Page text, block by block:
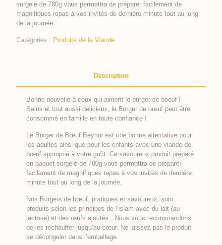
surgelé de 780g vous permettra de préparer facilement de
magnifiques repas à vos invités de dernière minute tout au long
de la journée.
Catégories : Produits de la Viande
Description
Bonne nouvelle à ceux qui aiment le burger de boeuf !
Sains et tout aussi délicieux, le Burger de bœuf peut être
consommé en famille en toute confiance !
Le Burger de Bœuf Beynur est une bonne alternative pour
les adultes ainsi que pour les enfants avec une viande de
bœuf approprié à votre goût. Ce savoureux produit préparé
en paquet surgelé de 780g vous permettra de préparer
facilement de magnifiques repas à vos invités de dernière
minute tout au long de la journée.
Nos Burgers de bœuf, pratiques et savoureux, sont
produits selon les principes de l’islam avec du lait (au
lactose) et des œufs ajoutés . Nous vous recommandons
de les réchauffer jusqu’au cœur. Ne laissez pas le produit
se décongeler dans l’emballage.